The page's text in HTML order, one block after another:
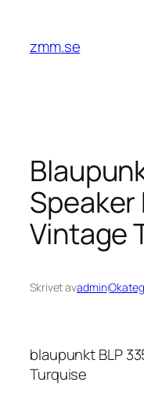
innehåll
zmm.se
Speaker
Vintage
Skrivet avadmini
blaupunkt BLP
Turquise